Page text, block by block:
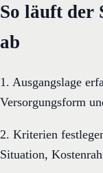
So läuft der
ab
1. Ausgangslage
Versorgungsform
2. Kriterien
Situation,